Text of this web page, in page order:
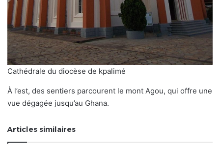
Cathédrale du diocèse de kpalimé
À l’est, des sentiers parcourent le mont Agou, qui offre une
vue dégagée jusqu’au Ghana.
Articles similaires